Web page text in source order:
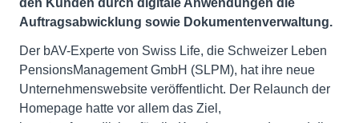
den Kunden durch digitale Anwendungen die
Auftragsabwicklung sowie Dokumentenverwaltung.
Der bAV-Experte von Swiss Life, die Schweizer Leben
PensionsManagement GmbH (SLPM), hat ihre neue
Unternehmenswebsite veröffentlicht. Der Relaunch der
Homepage hatte vor allem das Ziel,